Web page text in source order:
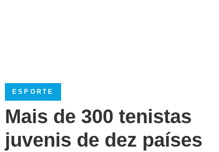
ESPORTE
Mais de 300 tenistas
juvenis de dez países